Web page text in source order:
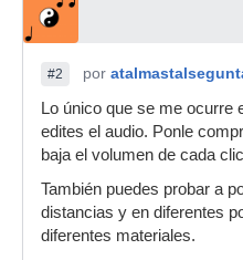
#2 por
Lo único que se me ocurre
edites el audio. Ponle
baja el volumen de cada
También puedes probar a
distancias y en diferentes
diferentes materiales.